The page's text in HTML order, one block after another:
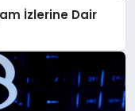
İzlerine Dair